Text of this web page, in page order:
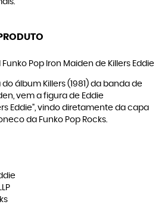
Pop Iron Maiden de Killers Eddie
álbum Killers (1981) da banda de
vem a figura de Eddie
Eddie", vindo diretamente da capa
da Funko Pop Rocks.